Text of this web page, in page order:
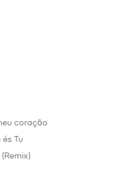
coração
Tu